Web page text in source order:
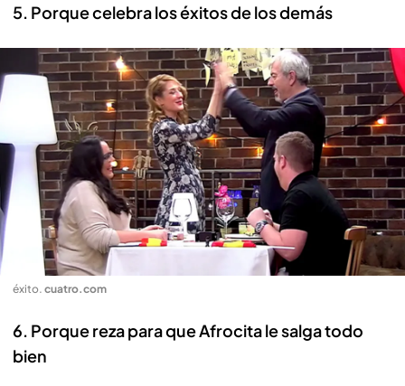
5. Porque celebra los éxitos de los demás
éxito. cuatro.com
6. Porque reza para que Afrocita le salga todo
bien